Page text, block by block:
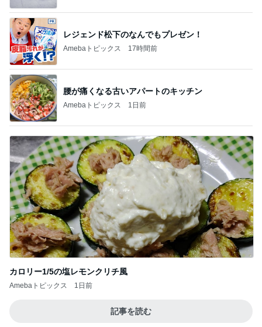
レジェンド松下のなんでもプレゼン！
Amebaトピックス 17時間前
腰が痛くなる古いアパートのキッチン
Amebaトピックス 1日前
カロリー1/5の塩レモンクリチ風
Amebaトピックス 1日前
記事を読む